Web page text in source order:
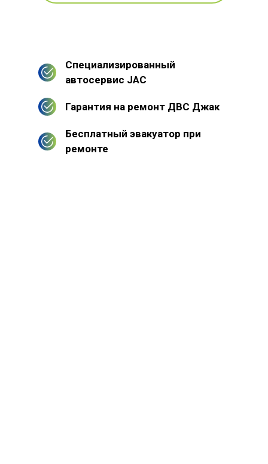
Специализированный
автосервис JAC
Гарантия на ремонт ДВС Джак
Бесплатный эвакуатор при
ремонте